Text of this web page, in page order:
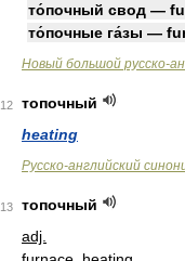
то́почный свод —
то́почные га́зы —
Новый большой русско-
12
топочный
heating
Русско-английский
13
топочный
adj.